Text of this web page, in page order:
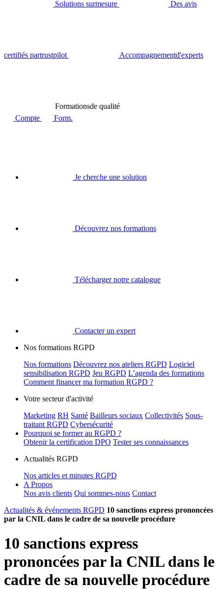
Solutions surmesure Des avis
certifiés partrustpilot Accompagnementd'experts
Formationsde qualité
Compte
Form.
Je cherche une solution
Découvrez nos formations
Télécharger notre catalogue
Contacter un expert
Nos formations RGPD
Nos formations Découvrez nos ateliers RGPD Logiciel
sensibilisation RGPD Jeu RGPD L’agenda des formations
Comment financer ma formation RGPD ?
Votre secteur d'activité
Marketing RH Santé Bailleurs sociaux Collectivités Sous-
traitant RGPD Cybersécurité
Pourquoi se former au RGPD ?
Obtenir la certification DPO Tester ses connaissances
Actualités RGPD
Nos articles et minutes RGPD
A Propos
Nos avis clients Qui sommes-nous Contact
Actualités & événements RGPD 10 sanctions express prononcées
par la CNIL dans le cadre de sa nouvelle procédure
10 sanctions express
prononcées par la CNIL dans le
cadre de sa nouvelle procédure